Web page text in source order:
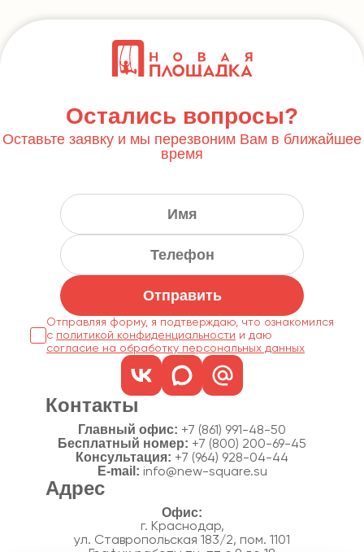
Остались вопросы?
Оставьте заявку и мы перезвоним Вам в ближайшее
время
Отправить
Отправляя форму, я подтверждаю, что ознакомился
с политикой конфиденциальности
согласие на обработку персональных данных
Контакты
Главный офис: +7 (861) 991-48-50
Бесплатный номер: +7 (800) 200-69-45
Консультация: +7 (964) 928-04-44
E-mail: info@new-square.su
Адрес
г. Краснодар,
ул. Ставропольская 183/2, пом. 1101